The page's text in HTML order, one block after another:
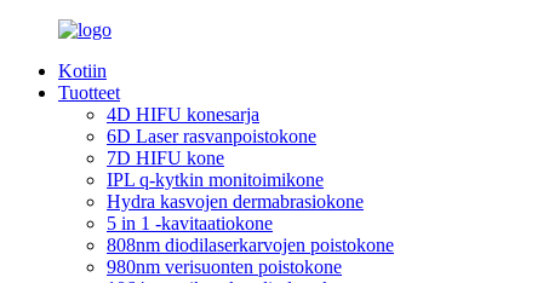
Kotiin
Tuotteet
4D HIFU konesarja
6D Laser rasvanpoistokone
7D HIFU kone
IPL q-kytkin monitoimikone
Hydra kasvojen dermabrasiokone
5 in 1 -kavitaatiokone
808nm diodilaserkarvojen poistokone
980nm verisuonten poistokone